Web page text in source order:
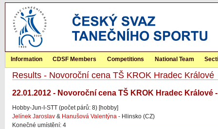
Information CDSF Members Competitions National Team
Results - Novoroční cena TŠ KROK Hradec Králové
22.01.2012 - Novoroční cena TŠ KROK Hradec Králové
Hobby-Jun-I-STT (počet párů: 8) [hobby]
Jelínek Jaroslav & Hanušová Valentýna - Hlinsko (CZ)
Konečné umístění: 4